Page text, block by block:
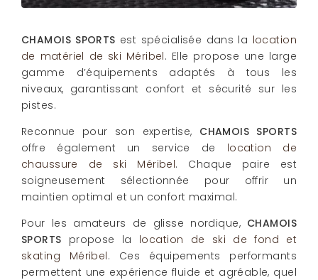
CHAMOIS SPORTS est spécialisée dans la location
de matériel de ski Méribel. Elle propose une large
gamme d’équipements adaptés à tous les
niveaux, garantissant confort et sécurité sur les
pistes.
Reconnue pour son expertise, CHAMOIS SPORTS
offre également un service de location de
chaussure de ski Méribel. Chaque paire est
soigneusement sélectionnée pour offrir un
maintien optimal et un confort maximal.
Pour les amateurs de glisse nordique, CHAMOIS
SPORTS propose la location de ski de fond et
skating Méribel. Ces équipements performants
permettent une expérience fluide et agréable, quel